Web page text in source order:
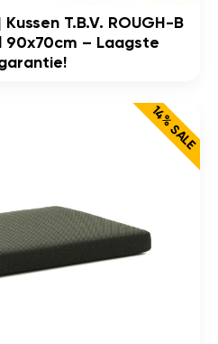
T.b.v. ROUGH-B
90x70cm – Laagste
14% SALE